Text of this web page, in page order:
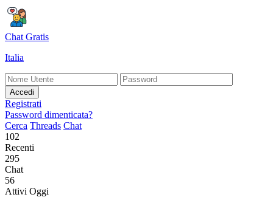
Chat Gratis
Italia
Accedi
Registrati
Password dimenticata?
Cerca Threads Chat
102
Recenti
295
Chat
56
Attivi Oggi